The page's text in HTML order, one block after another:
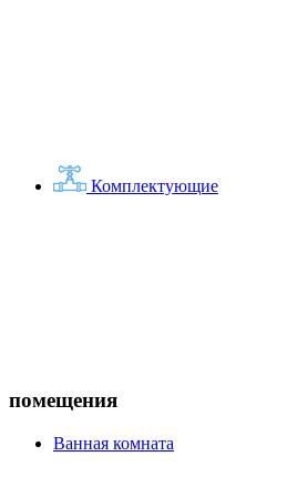
Комплектующие
помещения
Ванная комната